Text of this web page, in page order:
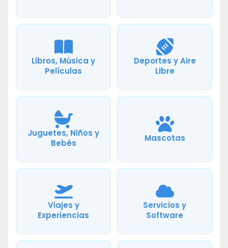
Libros, Música y
Películas
Deportes y Aire
Libre
Juguetes, Niños y
Bebés
Mascotas
Viajes y
Experiencias
Servicios y
Software